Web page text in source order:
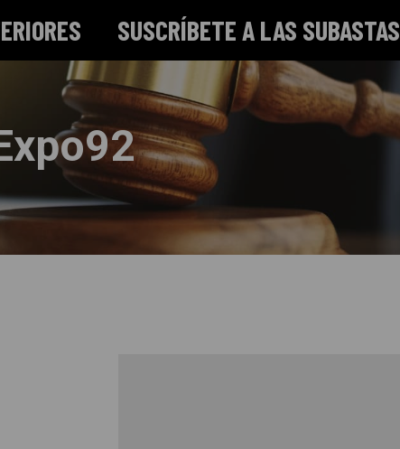
SUSCRÍBETE A LAS SUBASTAS